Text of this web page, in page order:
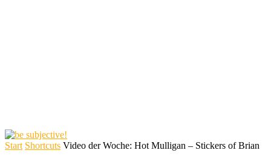
Start Shortcuts Video der Woche: Hot Mulligan – Stickers of Brian